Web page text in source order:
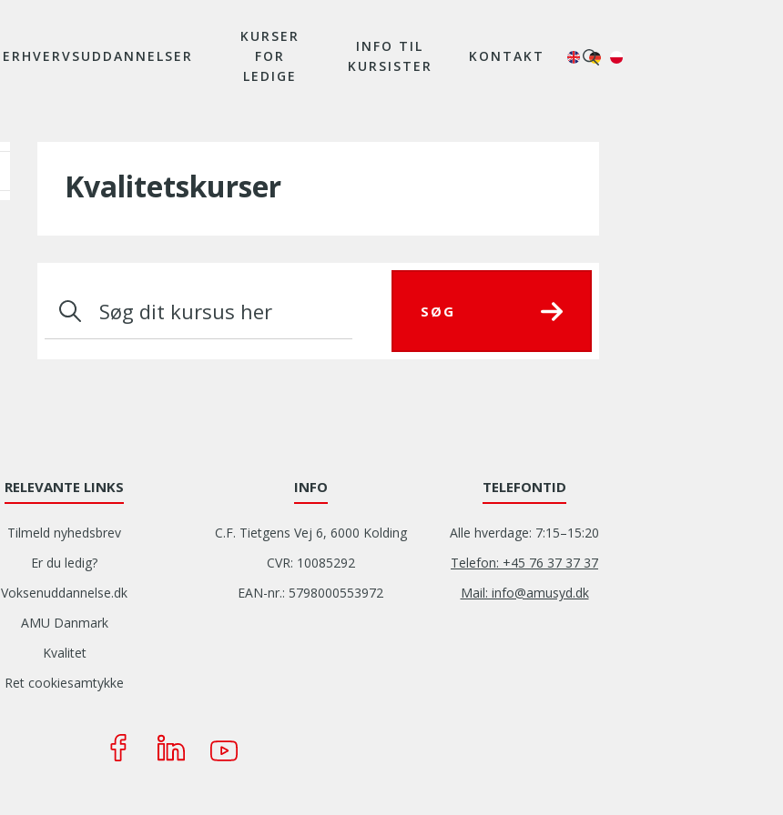
ERHVERVSUDDANNELSER
KURSER
FOR
LEDIGE
INFO TIL
KURSISTER
KONTAKT
Kvalitetskurser
dette
kurser,
filtrerer
kurser
efter
fra
det/de
ord.
SØG
RELEVANTE LINKS
Tilmeld nyhedsbrev
Er du ledig?
Voksenuddannelse.dk
AMU Danmark
Kvalitet
Ret cookiesamtykke
INFO
C.F. Tietgens Vej 6, 6000 Kolding
CVR: 10085292
EAN-nr.: 5798000553972
TELEFONTID
Alle hverdage: 7:15–15:20
Telefon: +45 76 37 37 37
Mail: info@amusyd.dk